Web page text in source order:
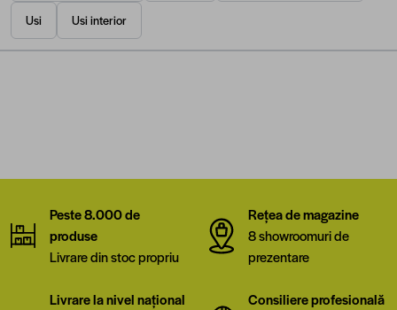
Usi Usi interior
Peste 8.000 de
produse
Livrare din stoc propriu
Rețea de magazine
8 showroomuri de
prezentare
Livrare la nivel național
Consiliere profesională